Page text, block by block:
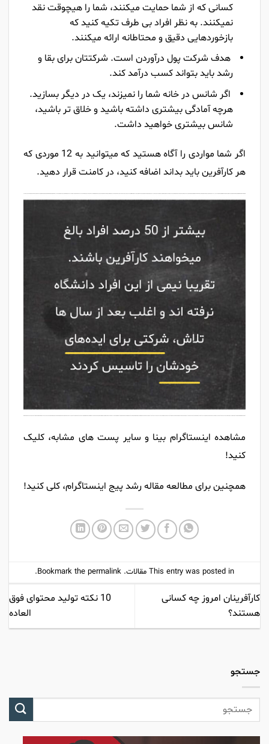
کسانی که از شما حمایت میکنند، شما را هیچوقت نقد
نمیکنند. به نظر افراد بی طرف تکیه کنید که
بازخوردهایی دقیق و محتاطانه ارائه میکنند.
هدف شرکت پول درآوردن است. شرکتتان برای بقا و
رشد باید بتواند کسب درآمد کند.
اگر شانس در خانه شما را نمیزند، یک در دیگر بسازید.
هرچه آمادگی بیشتری داشته باشید و خلاق تر باشید،
شانس بیشتری خواهید داشت.
اگر شما مواردی را آگاه هستید که میتوانید به 12 موردی که
هر کارآفرین باید بداند اضافه کنید، در کامنت قرار دهید.
مشاهده اینستاگرام بینا و سایر پست های مشابه، کلیک
کنید!
همچنین برای مطالعه مقاله رشد پیج اینستاگرام، کلی کنید!
This entry was posted in مقالات. Bookmark the
permalink
.
کارآفرینان امروز چه کسانی
هستند؟
10 نکته تولید محتوای فوق
العاده
جستجو